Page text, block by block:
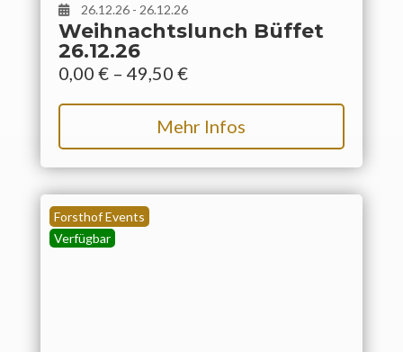
26.12.26 - 26.12.26
Weihnachtslunch Büffet
26.12.26
0,00 €– 49,50 €
Mehr Infos
Forsthof Events
Verfügbar